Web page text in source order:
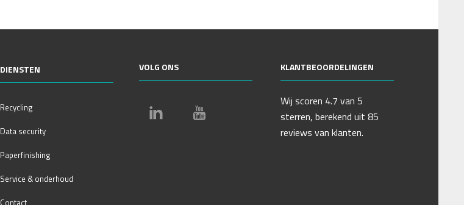
DIENSTEN
Recycling
Data security
Paperfinishing
Service & onderhoud
VOLG ONS KLANTBEOORDELINGEN
Wij scoren 4.7van 5
sterren, berekend uit 85
reviews van klanten.